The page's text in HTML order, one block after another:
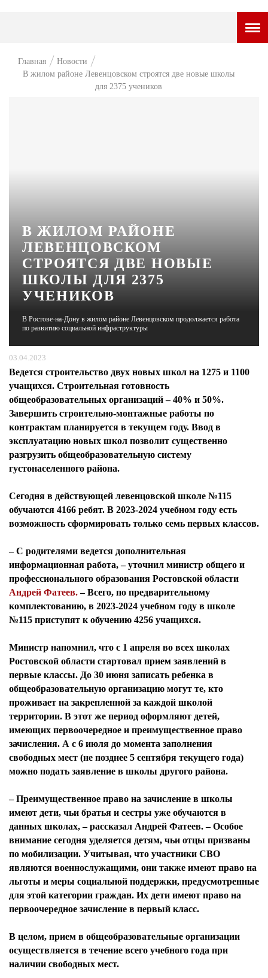
НОВОСТИ
КУЛЬТ ЕДЫ
АФИША
Главная
Новости
В жилом районе Левенцовском строятся две новые школы
для 2375 учеников
В ЖИЛОМ РАЙОНЕ
ЛЕВЕНЦОВСКОМ
СТРОЯТСЯ ДВЕ НОВЫЕ
ШКОЛЫ ДЛЯ 2375
УЧЕНИКОВ
В Ростове-на-Дону в жилом районе Левенцовском продолжается работа
по развитию социальной инфраструктуры
03.04.2023
Ведется строительство двух новых школ на 1275 и 1100
учащихся. Строительная готовность
общеобразовательных организаций – 40% и 50%.
Завершить строительно-монтажные работы по
контрактам планируется в текущем году. Ввод в
эксплуатацию новых школ позволит существенно
разгрузить общеобразовательную систему
густонаселенного района.
Сегодня в действующей левенцовской школе №115
обучаются 4166 ребят. В 2023-2024 учебном году есть
возможность сформировать только семь первых классов.
– С родителями ведется дополнительная
информационная работа, – уточнил министр общего и
профессионального образования Ростовской области
Андрей Фатеев.– Всего, по предварительному
комплектованию, в 2023-2024 учебном году в школе
№115 приступят к обучению 4256 учащихся.
Министр напомнил, что с 1 апреля во всех школах
Ростовской области стартовал прием заявлений в
первые классы. До 30 июня записать ребенка в
общеобразовательную организацию могут те, кто
проживает на закрепленной за каждой школой
территории. В этот же период оформляют детей,
имеющих первоочередное и преимущественное право
зачисления. А с 6 июля до момента заполнения
свободных мест (не позднее 5 сентября текущего года)
можно подать заявление в школы другого района.
– Преимущественное право на зачисление в школы
имеют дети, чьи братья и сестры уже обучаются в
данных школах, – рассказал Андрей Фатеев. – Особое
внимание сегодня уделяется детям, чьи отцы призваны
по мобилизации. Учитывая, что участники СВО
являются военнослужащими, они также имеют право на
льготы и меры социальной поддержки, предусмотренные
для этой категории граждан. Их дети имеют право на
первоочередное зачисление в первый класс.
В целом, прием в общеобразовательные организации
осуществляется в течение всего учебного года при
наличии свободных мест.